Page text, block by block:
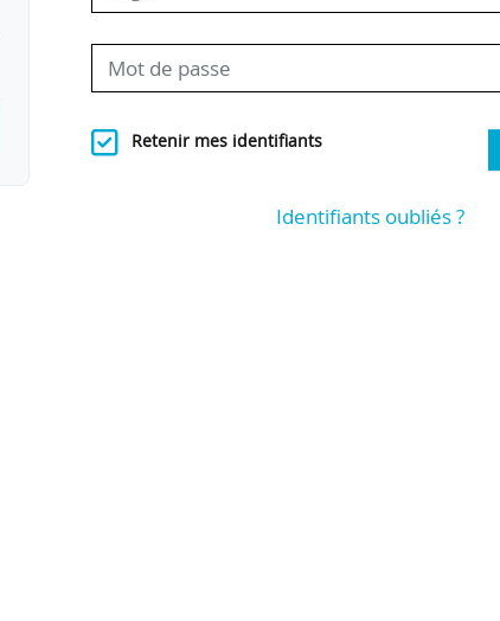
Retenir mes identifiants
Identifiants oubliés ?